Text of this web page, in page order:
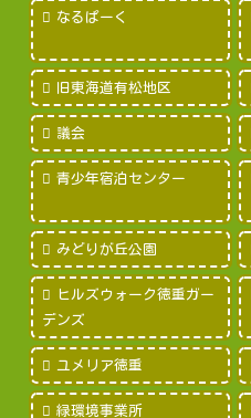
なるぱーく
旧東海道有松地区
議会
青少年宿泊センター
みどりが丘公園
ヒルズウォーク徳重ガー
デンズ
ユメリア徳重
緑環境事業所